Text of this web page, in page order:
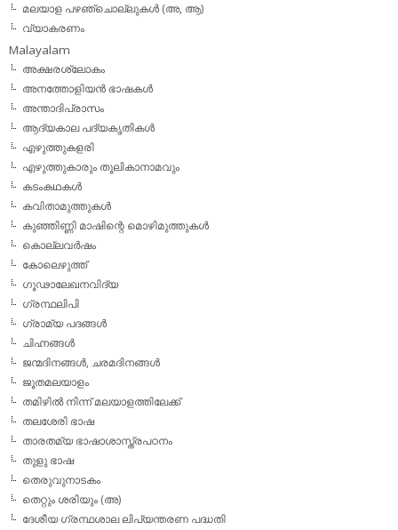
മലയാള പഴഞ്ചൊല്ലുകൾ (അ, ആ)
വ്യാകരണം
Malayalam
അക്ഷരശ്ലോകം
അനത്തോളിയന്‍ ഭാഷകള്‍
അന്താദിപ്രാസം
ആദ്യകാല പദ്യകൃതികള്‍
എഴുത്തുകളരി
എഴുത്തുകാരും തൂലികാനാമവും
കടംകഥകള്‍
കവിതാമുത്തുകള്‍
കുഞ്ഞിണ്ണി മാഷിന്റെ മൊഴിമുത്തുകള്‍
കൊല്ലവര്‍ഷം
കോലെഴുത്ത്
ഗൂഢാലേഖനവിദ്യ
ഗ്രന്ഥലിപി
ഗ്രാമ്യ പദങ്ങള്‍
ചിഹ്നങ്ങള്‍
ജന്മദിനങ്ങള്‍, ചരമദിനങ്ങള്‍
ജൂതമലയാളം
തമിഴില്‍ നിന്ന് മലയാളത്തിലേക്ക്
തലശേരി ഭാഷ
താരതമ്യ ഭാഷാശാസ്ത്രപഠനം
തുളു ഭാഷ
തെരുവുനാടകം
തെറ്റും ശരിയും (അ)
ദേശീയ ഗ്രന്ഥശാല ലിപ്യന്തരണ പദ്ധതി